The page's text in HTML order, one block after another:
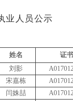
业人员公示
姓名
证
刘影
宋嘉栋
闫姝喆